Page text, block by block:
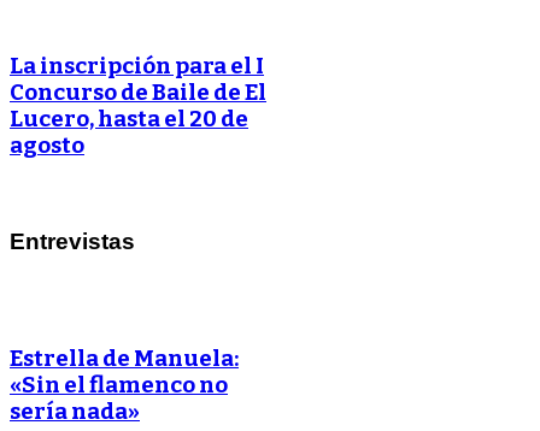
La inscripción para el I
Concurso de Baile de El
Lucero, hasta el 20 de
agosto
Entrevistas
Estrella de Manuela:
«Sin el flamenco no
sería nada»